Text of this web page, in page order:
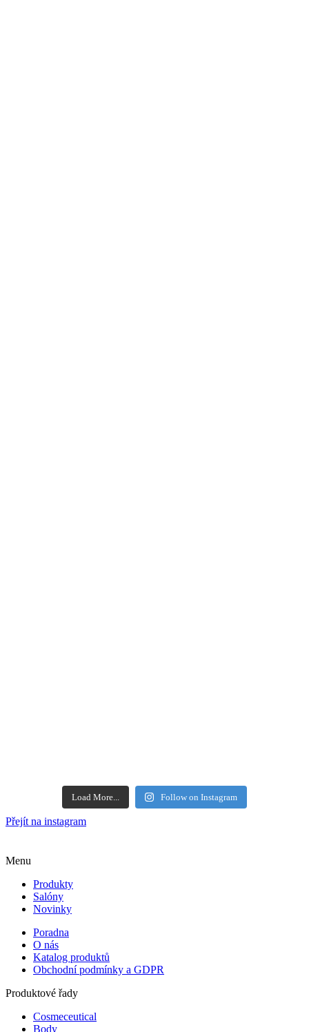
Load More... Follow on Instagram
Přejít na instagram
Menu
Produkty
Salóny
Novinky
Poradna
O nás
Katalog produktů
Obchodní podmínky a GDPR
Produktové řady
Cosmeceutical
Body